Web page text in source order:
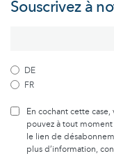
Souscrivez à
DE
FR
En cochant cette
pouvez à tout
le lien de
plus d’information,